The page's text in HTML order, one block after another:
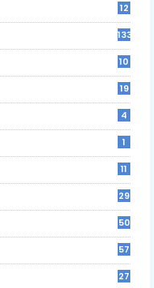
12
133
10
19
4
1
11
29
50
57
27